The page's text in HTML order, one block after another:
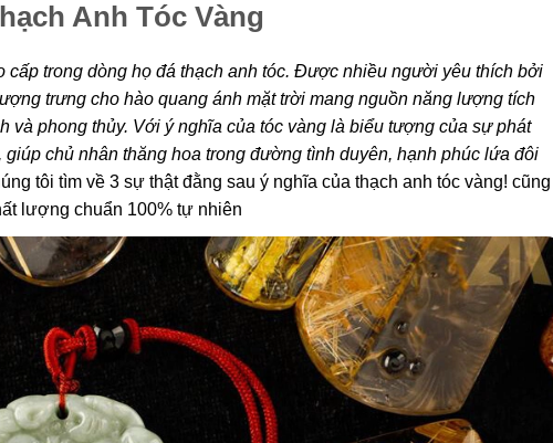
Anh Tóc Vàng
cấp trong dòng họ đá thạch anh tóc. Được nhiều người yêu thích bởi
trưng cho hào quang ánh mặt trời mang nguồn năng lượng tích
và phong thủy. Với ý nghĩa của tóc vàng là biểu tượng của sự phát
chủ nhân thăng hoa trong đường tình duyên, hạnh phúc lứa đôi
tôi tìm về 3 sự thật đằng sau ý nghĩa của thạch anh tóc vàng! cũng
lượng chuẩn 100% tự nhiên